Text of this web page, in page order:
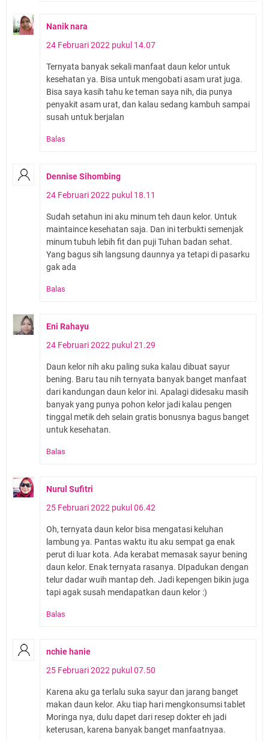
Nanik nara
24 Februari 2022 pukul 14.07
Ternyata banyak sekali manfaat daun kelor untuk
kesehatan ya. Bisa untuk mengobati asam urat juga.
Bisa saya kasih tahu ke teman saya nih, dia punya
penyakit asam urat, dan kalau sedang kambuh sampai
susah untuk berjalan
Balas
Dennise Sihombing
24 Februari 2022 pukul 18.11
Sudah setahun ini aku minum teh daun kelor. Untuk
maintaince kesehatan saja. Dan ini terbukti semenjak
minum tubuh lebih fit dan puji Tuhan badan sehat.
Yang bagus sih langsung daunnya ya tetapi di pasarku
gak ada
Balas
Eni Rahayu
24 Februari 2022 pukul 21.29
Daun kelor nih aku paling suka kalau dibuat sayur
bening. Baru tau nih ternyata banyak banget manfaat
dari kandungan daun kelor ini. Apalagi didesaku masih
banyak yang punya pohon kelor jadi kalau pengen
tinggal metik deh selain gratis bonusnya bagus banget
untuk kesehatan.
Balas
Nurul Sufitri
25 Februari 2022 pukul 06.42
Oh, ternyata daun kelor bisa mengatasi keluhan
lambung ya. Pantas waktu itu aku sempat ga enak
perut di luar kota. Ada kerabat memasak sayur bening
daun kelor. Enak ternyata rasanya. DIpadukan dengan
telur dadar wuih mantap deh. Jadi kepengen bikin juga
tapi agak susah mendapatkan daun kelor :)
Balas
nchie hanie
25 Februari 2022 pukul 07.50
Karena aku ga terlalu suka sayur dan jarang banget
makan daun kelor. Aku tiap hari mengkonsumsi tablet
Moringa nya, dulu dapet dari resep dokter eh jadi
keterusan, karena banyak banget manfaatnyaa.